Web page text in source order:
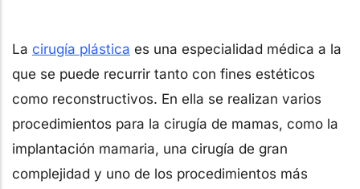
La cirugía plástica es una especialidad médica a la
que se puede recurrir tanto con fines estéticos
como reconstructivos. En ella se realizan varios
procedimientos para la cirugía de mamas, como la
implantación mamaria, una cirugía de gran
complejidad y uno de los procedimientos más